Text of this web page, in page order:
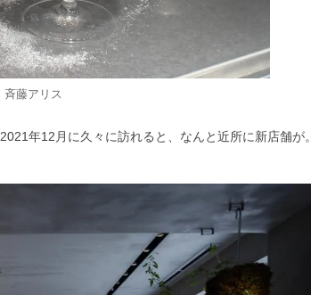
藤アリス
年12月に久々に訪れると、なんと近所に新店舗が。